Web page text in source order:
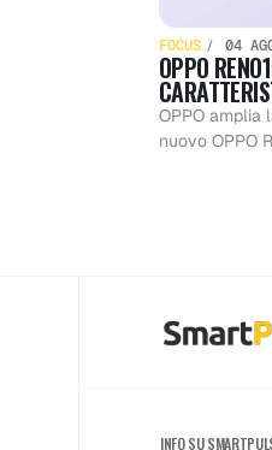
FOCUS 04
OPPO
OPPO amplia
nuovo OPPO
INFO SU